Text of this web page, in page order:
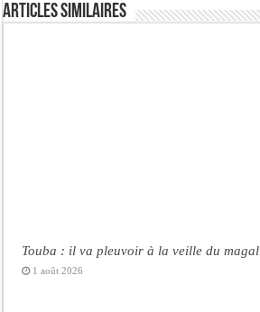
Articles similaires
Touba : il va pleuvoir à la veille du magal
1 août 2026